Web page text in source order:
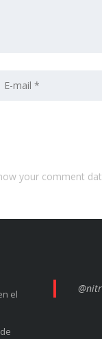
your comment
el